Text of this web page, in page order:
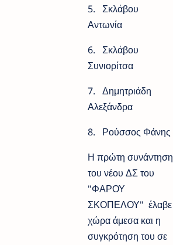
5. Σκλάβου
Αντωνία
6. Σκλάβου
Συνιορίτσα
7. Δημητριάδη
Αλεξάνδρα
8. Ρούσσος Φάνης
Η πρώτη συνάντηση
του νέου ΔΣ του
"ΦΑΡΟΥ
ΣΚΟΠΕΛΟΥ" έλαβε
χώρα άμεσα και η
συγκρότηση του σε